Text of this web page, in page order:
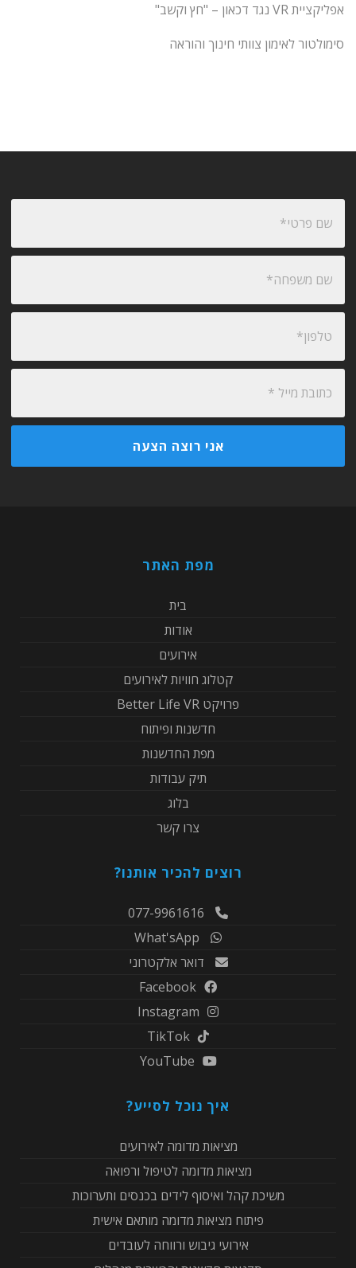
אפליקציית VR נגד דכאון – "חץ וקשב"
סימולטור לאימון צוותי חינוך והוראה
מפת האתר
בית
אודות
אירועים
קטלוג חוויות לאירועים
פרויקט Better Life VR
חדשנות ופיתוח
מפת החדשנות
תיק עבודות
בלוג
צרו קשר
רוצים להכיר אותנו?
דואר אלקטרוני
Facebook
Instagram
TikTok
YouTube
איך נוכל לסייע?
מציאות מדומה לאירועים
מציאות מדומה לטיפול ורפואה
משיכת קהל ואיסוף לידים בכנסים ותערוכות
פיתוח מציאות מדומה מותאם אישית
אירועי גיבוש ורווחה לעובדים